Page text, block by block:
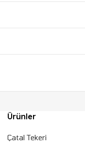
Ürünler
Çatal Tekeri